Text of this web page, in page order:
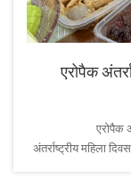
एरोपैक
एरोपैक
अंतर्राष्ट्रीय महिला